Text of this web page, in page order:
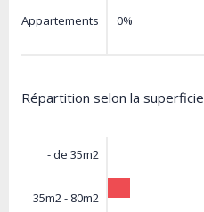
Appartements 0%
Répartition selon la superficie
- de 35m2
35m2 - 80m2